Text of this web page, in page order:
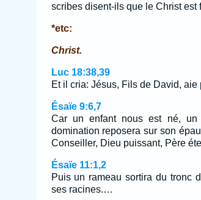
scribes disent-ils que le Christ est
*etc:
Christ.
Luc 18:38,39
Et il cria: Jésus, Fils de David,
Ésaïe 9:6,7
Car un enfant nous est né,
domination reposera sur son
Conseiller, Dieu puissant, Père
Ésaïe 11:1,2
Puis un rameau sortira du tronc
ses racines.…